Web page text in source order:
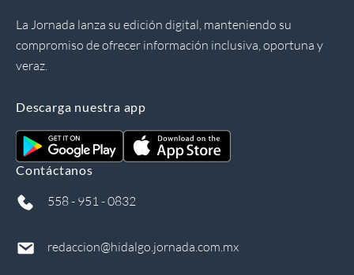
La Jornada lanza su edición digital, manteniendo su
compromiso de ofrecer información inclusiva, oportuna y
veraz.
Descarga nuestra app
Contáctanos
558 - 951 - 0832
redaccion@hidalgo.jornada.com.mx